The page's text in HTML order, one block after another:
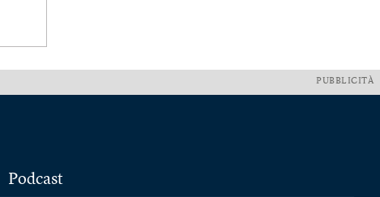
PUBBLICITÀ
Podcast